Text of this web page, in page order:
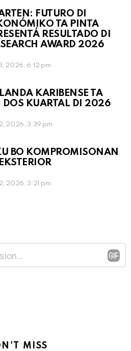
FUTURO DI
TA PINTA
RESULTADO DI
AWARD 2026
2026, 6:12 pm
KARIBENSE TA
DOS KUARTAL DI 2026
2026, 3:39 pm
BO KOMPROMISONAN
2026, 3:21 pm
MISS